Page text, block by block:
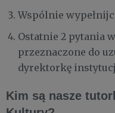
Wspólnie
Ostatnie 2 pytania
przeznaczone do
dyrektorkę
Kim są nasze